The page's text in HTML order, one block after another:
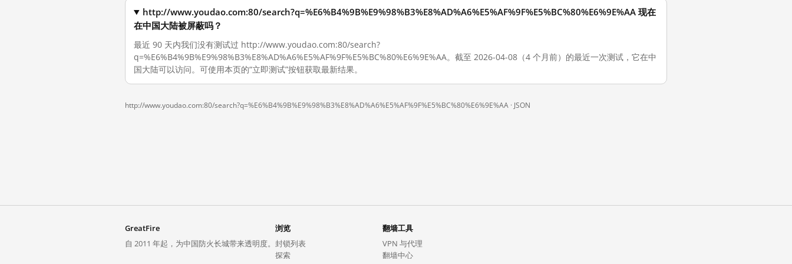
http://www.youdao.com:80/search?q=%E6%B4%9B%E9%98%B3%E8%AD%A6%E5%AF%9F%E5%BC%80%E6%9E%AA 现在
在中国大陆被屏蔽吗？
最近 90 天内我们没有测试过 http://www.youdao.com:80/search?
q=%E6%B4%9B%E9%98%B3%E8%AD%A6%E5%AF%9F%E5%BC%80%E6%9E%AA。截至 2026-04-08（4 个月前）的最近一次测试，它在中
国大陆可以访问。可使用本页的“立即测试”按钮获取最新结果。
http://www.youdao.com:80/search?q=%E6%B4%9B%E9%98%B3%E8%AD%A6%E5%AF%9F%E5%BC%80%E6%9E%AA · JSON
GreatFire
自 2011 年起，为中国防火长城带来透明度。
浏览
封锁列表
探索
翻墙工具
VPN 与代理
翻墙中心